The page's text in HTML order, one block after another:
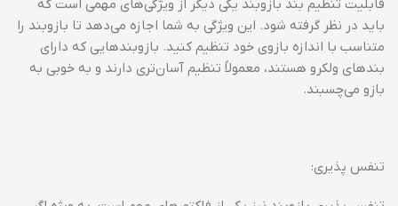
قابلیت تنظیم بند بازوبند یکی دیگر از ویژگی‌های مهمی است که
باید در نظر گرفته شود. این ویژگی به شما اجازه می‌دهد تا بازوبند را
متناسب با اندازه بازوی خود تنظیم کنید. بازوبندهایی که دارای
بندهای ولکرو هستند، معمولاً تنظیم آسان‌تری دارند و به خوبی به
بازو می‌چسبند.
تنفس پذیری: